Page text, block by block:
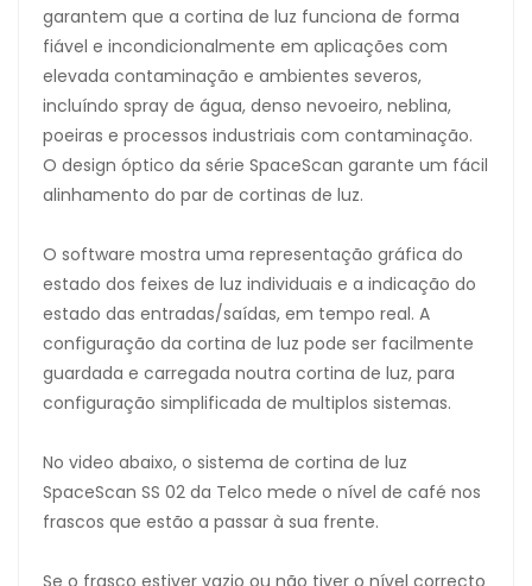
garantem que a cortina de luz funciona de forma
fiável e incondicionalmente em aplicações com
elevada contaminação e ambientes severos,
incluíndo spray de água, denso nevoeiro, neblina,
poeiras e processos industriais com contaminação.
O design óptico da série SpaceScan garante um fácil
alinhamento do par de cortinas de luz.
O software mostra uma representação gráfica do
estado dos feixes de luz individuais e a indicação do
estado das entradas/saídas, em tempo real. A
configuração da cortina de luz pode ser facilmente
guardada e carregada noutra cortina de luz, para
configuração simplificada de multiplos sistemas.
No video abaixo, o sistema de cortina de luz
SpaceScan SS 02 da Telco mede o nível de café nos
frascos que estão a passar à sua frente.
Se o frasco estiver vazio ou não tiver o nível correcto